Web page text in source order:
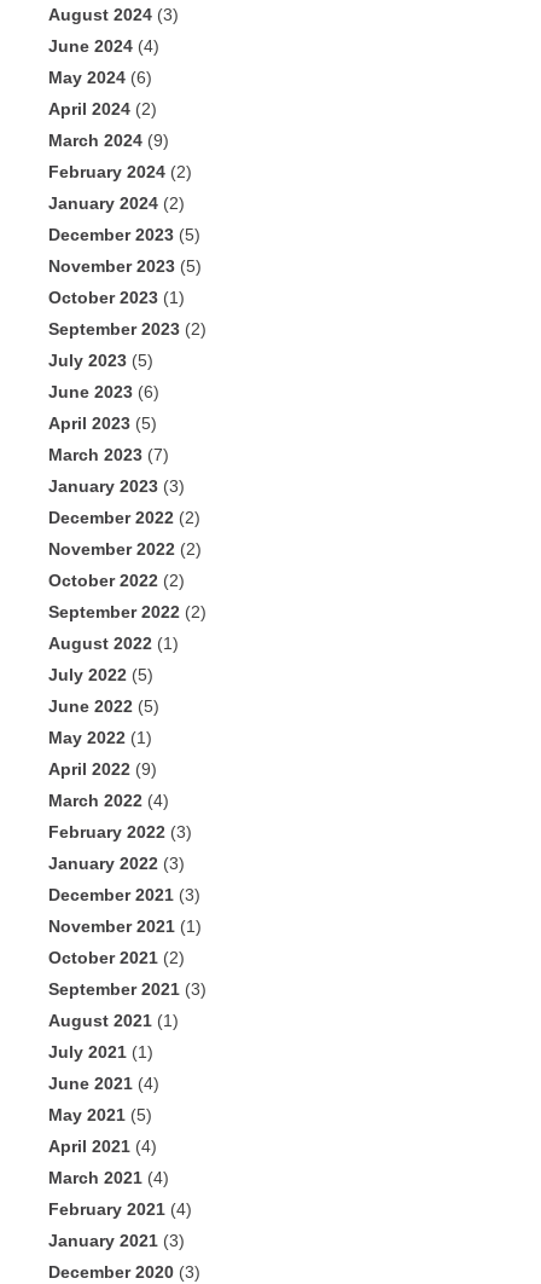
August 2024 (3)
June 2024 (4)
May 2024 (6)
April 2024 (2)
March 2024 (9)
February 2024 (2)
January 2024 (2)
December 2023 (5)
November 2023 (5)
October 2023 (1)
September 2023 (2)
July 2023 (5)
June 2023 (6)
April 2023 (5)
March 2023 (7)
January 2023 (3)
December 2022 (2)
November 2022 (2)
October 2022 (2)
September 2022 (2)
August 2022 (1)
July 2022 (5)
June 2022 (5)
May 2022 (1)
April 2022 (9)
March 2022 (4)
February 2022 (3)
January 2022 (3)
December 2021 (3)
November 2021 (1)
October 2021 (2)
September 2021 (3)
August 2021 (1)
July 2021 (1)
June 2021 (4)
May 2021 (5)
April 2021 (4)
March 2021 (4)
February 2021 (4)
January 2021 (3)
December 2020 (3)